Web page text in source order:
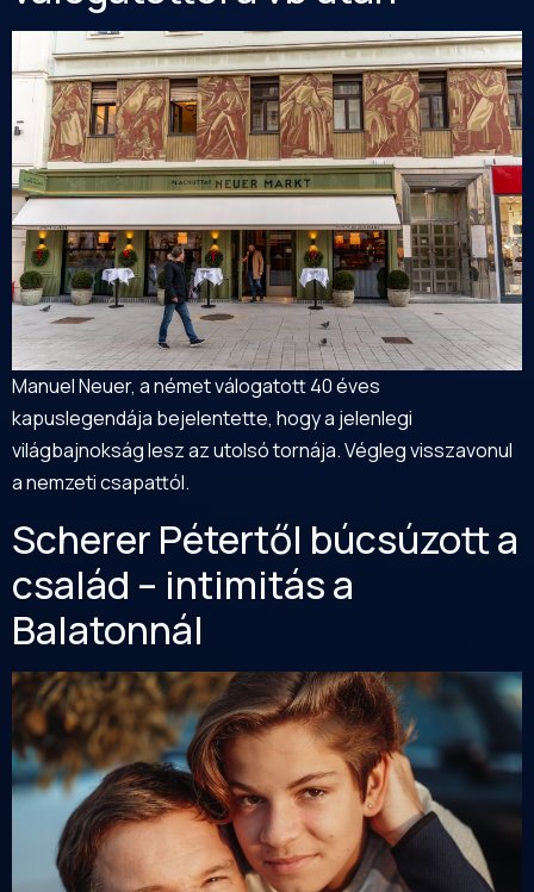
Manuel Neuer, a német válogatott 40 éves
kapuslegendája bejelentette, hogy a jelenlegi
világbajnokság lesz az utolsó tornája. Végleg visszavonul
a nemzeti csapattól.
Scherer Pétertől búcsúzott a
család – intimitás a
Balatonnál